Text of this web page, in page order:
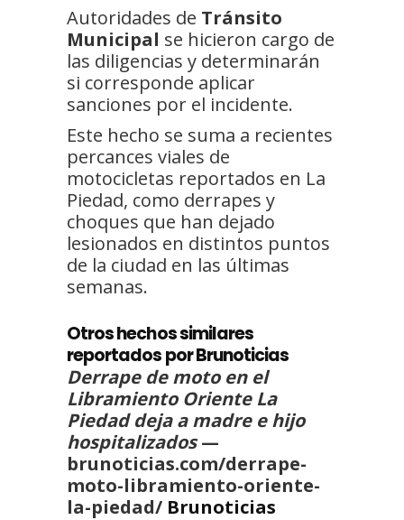
Autoridades de Tránsito
Municipal se hicieron cargo de
las diligencias y determinarán
si corresponde aplicar
sanciones por el incidente.
Este hecho se suma a recientes
percances viales de
motocicletas reportados en La
Piedad, como derrapes y
choques que han dejado
lesionados en distintos puntos
de la ciudad en las últimas
semanas.
Otros hechos similares
reportados por Brunoticias
Derrape de moto en el
Libramiento Oriente La
Piedad deja a madre e hijo
hospitalizados—
brunoticias.com/derrape-
moto-libramiento-oriente-
la-piedad/ Brunoticias